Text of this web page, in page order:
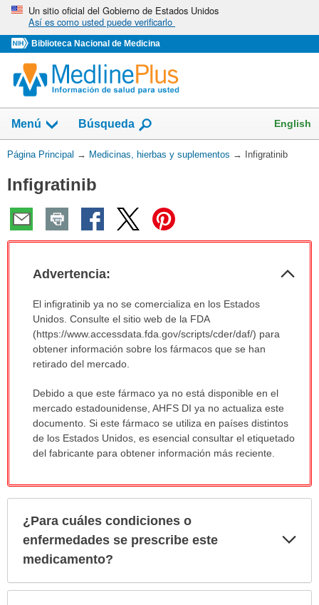
Omita
vaya
al
Contenido
Un sitio oficial del Gobierno de Estados Unidos
Así es como usted puede verificarlo
Biblioteca Nacional de Medicina
Menú
Mostrar
campo
de
Búsqueda English
Usted
aquí:
Página Principal → Medicinas, hierbas y suplementos → Infigratinib
Infigratinib
Advertencia:
Advertencia:
sido
extendido.
El infigratinib ya no se comercializa en los Estados
Unidos. Consulte el sitio web de la FDA
(https://www.accessdata.fda.gov/scripts/cder/daf/) para
obtener información sobre los fármacos que se han
retirado del mercado.
Debido a que este fármaco ya no está disponible en el
mercado estadounidense, AHFS DI ya no actualiza este
documento. Si este fármaco se utiliza en países distintos
de los Estados Unidos, es esencial consultar el etiquetado
del fabricante para obtener información más reciente.
¿Para cuáles condiciones o
enfermedades se prescribe este
medicamento?